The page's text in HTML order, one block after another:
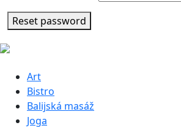
Reset password
Art
Bistro
Balijská masáž
Joga